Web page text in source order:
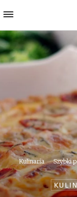
Kulinaria Szybki